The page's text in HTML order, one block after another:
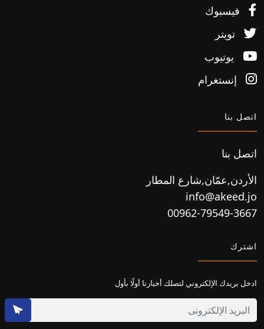
فيسبوك
تويتر
يوتيوب
إنستغرام
اتصل بنا
اتصل بنا
الأردن,عمّان,شارع المطار
info@akeed.jo
00962-79549-3667
اشترك
ادخل بريدك الإلكتروني لتصلك أخبارنا أولًا بأول